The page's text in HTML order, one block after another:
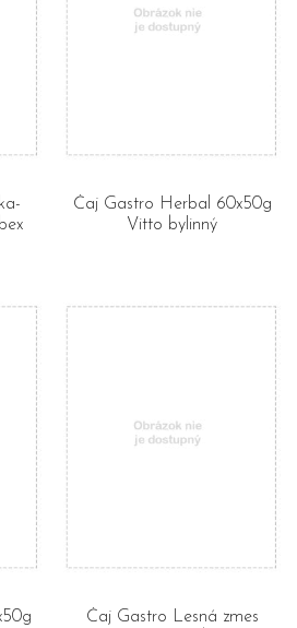
Čaj Gastro Herbal 60x50g
Vitto bylinný
Čaj Gastro Lesná zmes